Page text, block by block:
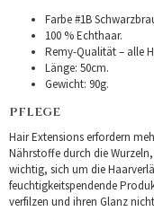
Farbe #1B
100 % Echthaar.
Remy-Qualität – alle
Länge: 50cm.
Gewicht: 90g.
PFLEGE
Hair Extensions erfordern
Nährstoffe durch die
wichtig, sich um die
feuchtigkeitspendende
verfilzen und ihren Glanz